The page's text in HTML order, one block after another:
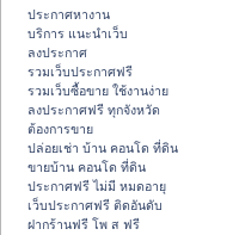
ประกาศหางาน
บริการ แนะนำเว็บ
ลงประกาศ
รวมเว็บประกาศฟรี
รวมเว็บซื้อขาย ใช้งานง่าย
ลงประกาศฟรี ทุกจังหวัด
ต้องการขาย
ปล่อยเช่า บ้าน คอนโด ที่ดิน
ขายบ้าน คอนโด ที่ดิน
ประกาศฟรี ไม่มี หมดอายุ
เว็บประกาศฟรี ติดอันดับ
ฝากร้านฟรี โพ ส ฟรี